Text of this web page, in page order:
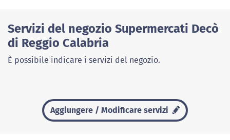
Servizi del negozio Supermercati Decò
di Reggio Calabria
È possibile indicare i servizi del negozio.
Aggiungere / Modificare servizi